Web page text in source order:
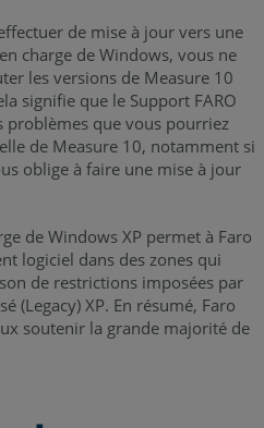
de mise à jour vers une
charge de Windows, vous ne
les versions de Measure 10
signifie que le Support FARO
que vous pourriez
de Measure 10, notamment si
oblige à faire une mise à jour
de Windows XP permet à Faro
logiciel dans des zones qui
de restrictions imposées par
(Legacy) XP. En résumé, Faro
soutenir la grande majorité de